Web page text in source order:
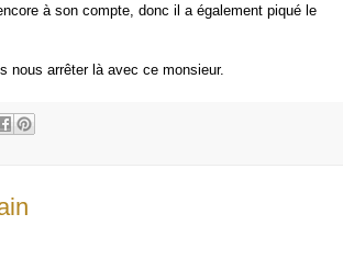
à son compte, donc il a également piqué le
nous arrêter là avec ce monsieur.